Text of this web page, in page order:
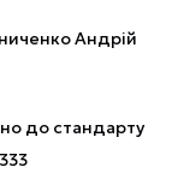
Андрій
до стандарту